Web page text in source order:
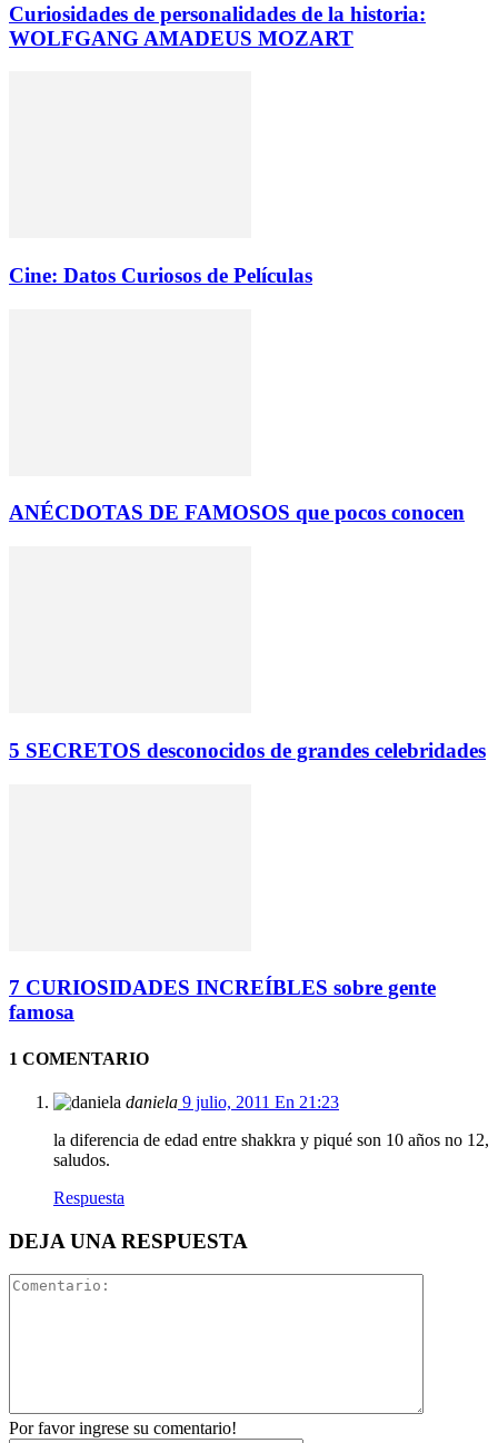
Curiosidades de personalidades de la historia:
WOLFGANG AMADEUS MOZART
Cine: Datos Curiosos de Películas
ANÉCDOTAS DE FAMOSOS que pocos conocen
5 SECRETOS desconocidos de grandes celebridades
7 CURIOSIDADES INCREÍBLES sobre gente
famosa
1 COMENTARIO
daniela 9 julio, 2011 En 21:23
la diferencia de edad entre shakkra y piqué son 10 años no 12,
saludos.
Respuesta
DEJA UNA RESPUESTA
Por favor ingrese su comentario!